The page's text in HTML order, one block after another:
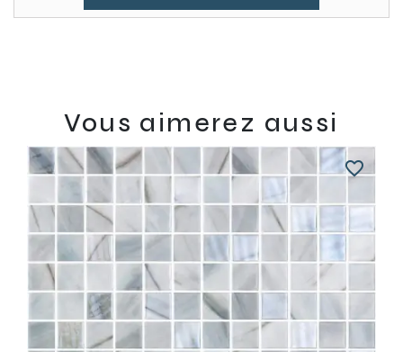
Vous aimerez aussi
favorite_border